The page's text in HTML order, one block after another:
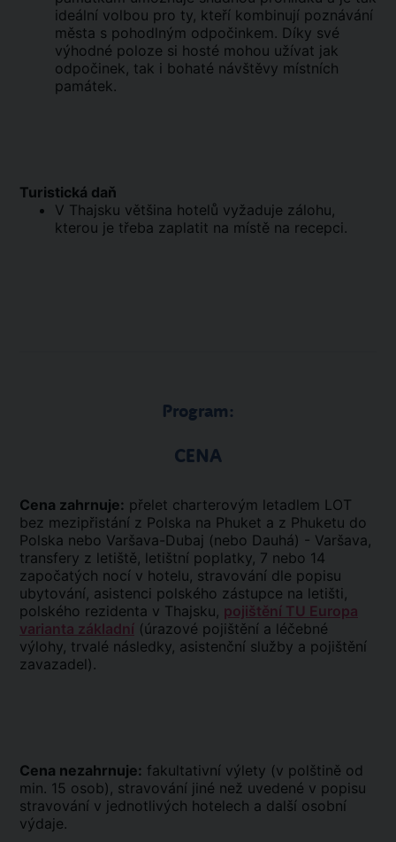
ideální volbou pro ty, kteří kombinují poznávání
města s pohodlným odpočinkem. Díky své
výhodné poloze si hosté mohou užívat jak
odpočinek, tak i bohaté návštěvy místních
památek.
Turistická daň
V Thajsku většina hotelů vyžaduje zálohu,
kterou je třeba zaplatit na místě na recepci.
Program:
CENA
Cena zahrnuje: přelet charterovým letadlem LOT
bez mezipřistání z Polska na Phuket a z Phuketu do
Polska nebo Varšava-Dubaj (nebo Dauhá) - Varšava,
transfery z letiště, letištní poplatky, 7 nebo 14
započatých nocí v hotelu, stravování dle popisu
ubytování, asistenci polského zástupce na letišti,
polského rezidenta v Thajsku, pojištění TU Europa
varianta základní (úrazové pojištění a léčebné
výlohy, trvalé následky, asistenční služby a pojištění
zavazadel).
Cena nezahrnuje: fakultativní výlety (v polštině od
min. 15 osob), stravování jiné než uvedené v popisu
stravování v jednotlivých hotelech a další osobní
výdaje.